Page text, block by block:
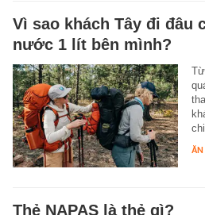
Vì sao khách Tây đi đâu
nước 1 lít bên mình?
Thẻ NAPAS là thẻ gì?